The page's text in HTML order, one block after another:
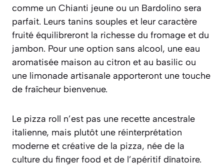
comme un Chianti jeune ou un Bardolino sera
parfait. Leurs tanins souples et leur caractère
fruité équilibreront la richesse du fromage et du
jambon. Pour une option sans alcool, une eau
aromatisée maison au citron et au basilic ou
une limonade artisanale apporteront une touche
de fraîcheur bienvenue.
Le pizza roll n’est pas une recette ancestrale
italienne, mais plutôt une réinterprétation
moderne et créative de la pizza, née de la
culture du finger food et de l’apéritif dînatoire.